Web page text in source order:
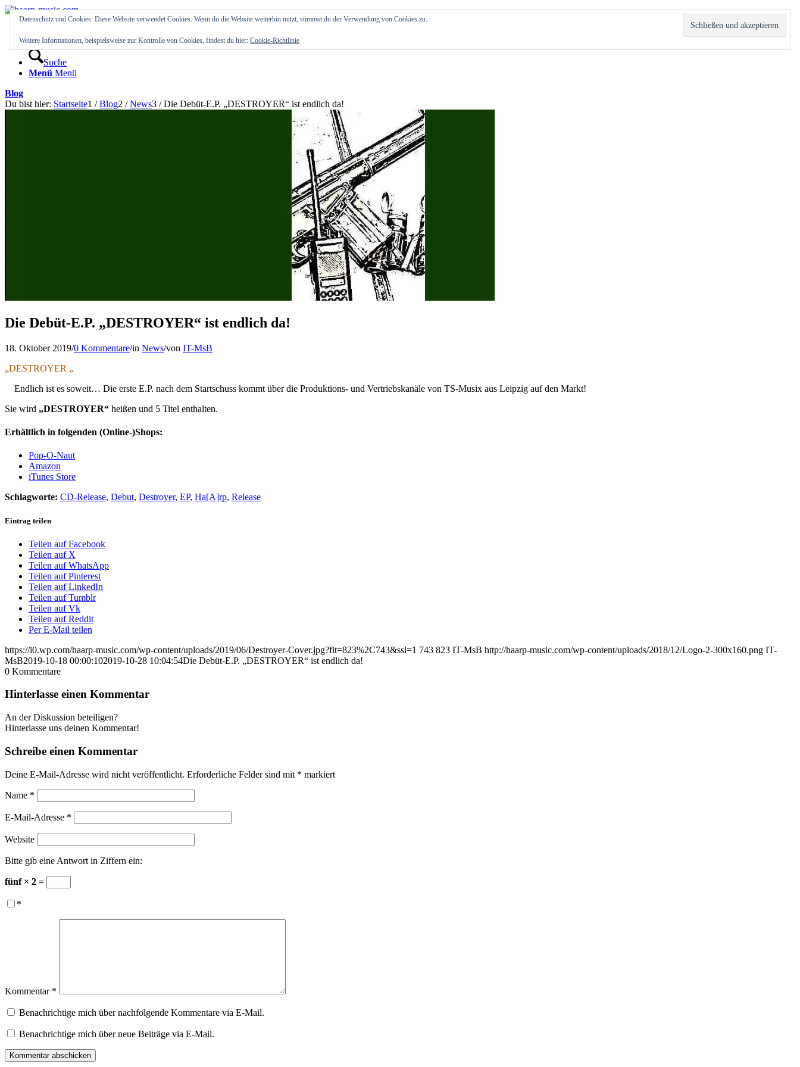
Blog
Suche
Menü Menü
Blog
Du bist hier: Startseite1 / Blog2 / News3 / Die Debüt-E.P. „DESTROYER“ ist endlich da!
Die Debüt-E.P. „DESTROYER“ ist endlich da!
18. Oktober 2019/0 Kommentare/in News/von IT-MsB
„DESTROYER „
Endlich ist es soweit… Die erste E.P. nach dem Startschuss kommt über die Produktions- und Vertriebskanäle von TS-Musix aus Leipzig auf den Markt!
Sie wird „DESTROYER“ heißen und 5 Titel enthalten.
Erhältlich in folgenden (Online-)Shops:
Pop-O-Naut
Amazon
iTunes Store
Schlagworte: CD-Release, Debut, Destroyer, EP, Ha[A]rp, Release
Eintrag teilen
Teilen auf Facebook
Teilen auf X
Teilen auf WhatsApp
Teilen auf Pinterest
Teilen auf LinkedIn
Teilen auf Tumblr
Teilen auf Vk
Teilen auf Reddit
Per E-Mail teilen
https://i0.wp.com/haarp-music.com/wp-content/uploads/2019/06/Destroyer-Cover.jpg?fit=823%2C743&ssl=1 743 823 IT-MsB http://haarp-music.com/wp-content/uploads/2018/12/Logo-2-300x160.png IT-
MsB2019-10-18 00:00:102019-10-28 10:04:54Die Debüt-E.P. „DESTROYER“ ist endlich da!
0 Kommentare
Hinterlasse einen Kommentar
An der Diskussion beteiligen?
Hinterlasse uns deinen Kommentar!
Schreibe einen Kommentar
Deine E-Mail-Adresse wird nicht veröffentlicht. Erforderliche Felder sind mit * markiert
Name *
E-Mail-Adresse *
Website
Bitte gib eine Antwort in Ziffern ein:
fünf × 2 =
*
Kommentar *
Benachrichtige mich über nachfolgende Kommentare via E-Mail.
Benachrichtige mich über neue Beiträge via E-Mail.
Datenschutz und Cookies: Diese Website verwendet Cookies. Wenn du die Website weiterhin nutzt, stimmst du der Verwendung von Cookies zu.
Weitere Informationen, beispielsweise zur Kontrolle von Cookies, findest du hier: Cookie-Richtlinie